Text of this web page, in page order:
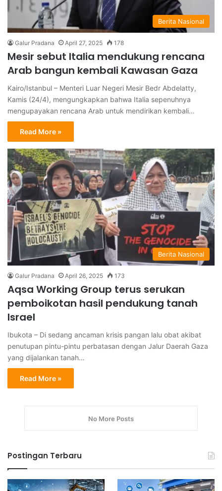
Berita Nasional
Galur Pradana April 27, 2025 178
Mesir sebut Italia mendukung rencana
Arab bangun kembali Kawasan Gaza
Kairo/Istanbul – Menteri Luar Negeri Mesir Bedr Abdelatty,
Kamis (24/4), mengungkapkan bahwa Italia sepenuhnya
mengupayakan rencana Arab untuk mendirikan kembali…
Read More »
Berita Nasional
Galur Pradana April 26, 2025 173
Aqsa Working Group terus serukan
pemboikotan hasil pendukung tanah
Israel
Ibukota – Di sedang ancaman krisis pangan lalu obat akibat
penutupan pintu-pintu perbatasan dengan Jalur Daerah Gaza
yang dijalankan tanah…
Read More »
No More Posts
Postingan Terbaru